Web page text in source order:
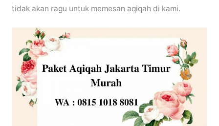
tidak akan ragu untuk memesan aqiqah di kami.